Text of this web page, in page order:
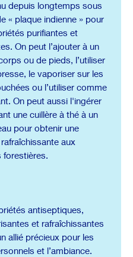
depuis longtemps sous
« plaque indienne » pour
purifiantes et
On peut l’ajouter à un
ou de pieds, l’utiliser
le vaporiser sur les
ou l’utiliser comme
On peut aussi l'ingérer
une cuillère à thé à un
pour obtenir une
aux
forestières.
antiseptiques,
et rafraîchissantes
allié précieux pour les
et l’ambiance.